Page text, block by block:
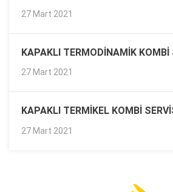
27 Mart 2021
KAPAKLI TERMODINAMIK KOMBI
27 Mart 2021
KAPAKLI TERMIKEL KOMBI
27 Mart 2021